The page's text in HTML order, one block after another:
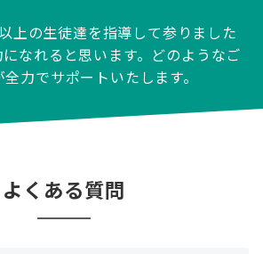
上の生徒達を指導して参りました
なれると思います。どのようなご
力でサポートいたします。
よくある質問